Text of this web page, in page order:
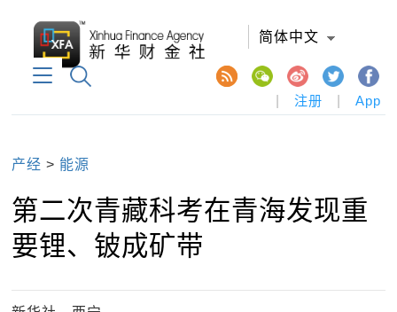
简体中文
注册 App
产经 > 能源
第二次青藏科考在青海发现重
要锂、铍成矿带